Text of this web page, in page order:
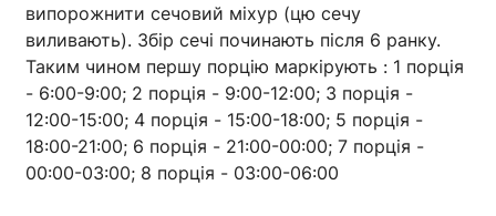
випорожнити сечовий міхур (цю сечу
виливають). Збір сечі починають після 6 ранку.
Таким чином першу порцію маркірують : 1 порція
- 6:00-9:00; 2 порція - 9:00-12:00; 3 порція -
12:00-15:00; 4 порція - 15:00-18:00; 5 порція -
18:00-21:00; 6 порція - 21:00-00:00; 7 порція -
00:00-03:00; 8 порція - 03:00-06:00